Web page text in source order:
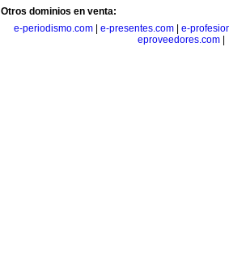
Otros dominios en venta:
e-periodismo.com
e-presentes.com
e-
eproveedores.com